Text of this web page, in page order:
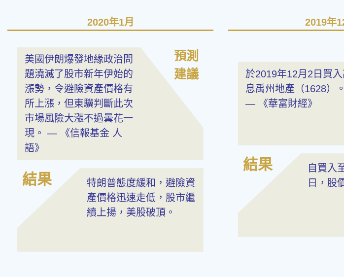
2020年1月
美國伊朗爆發地緣政治問
題澆滅了股市新年伊始的
漲勢，令避險資產價格有
所上漲，但東驥判斷此次
市場風險大漲不過曇花一
現。 — 《信報基金 人
語》
預測
建議
結果
特朗普態度緩和，避險資
產價格迅速走低，股市繼
續上揚，美股破頂。
2019年
於2019年12月2日買
息禹州地產（1628）。
— 《華富財經》
結果
自買入
日，股